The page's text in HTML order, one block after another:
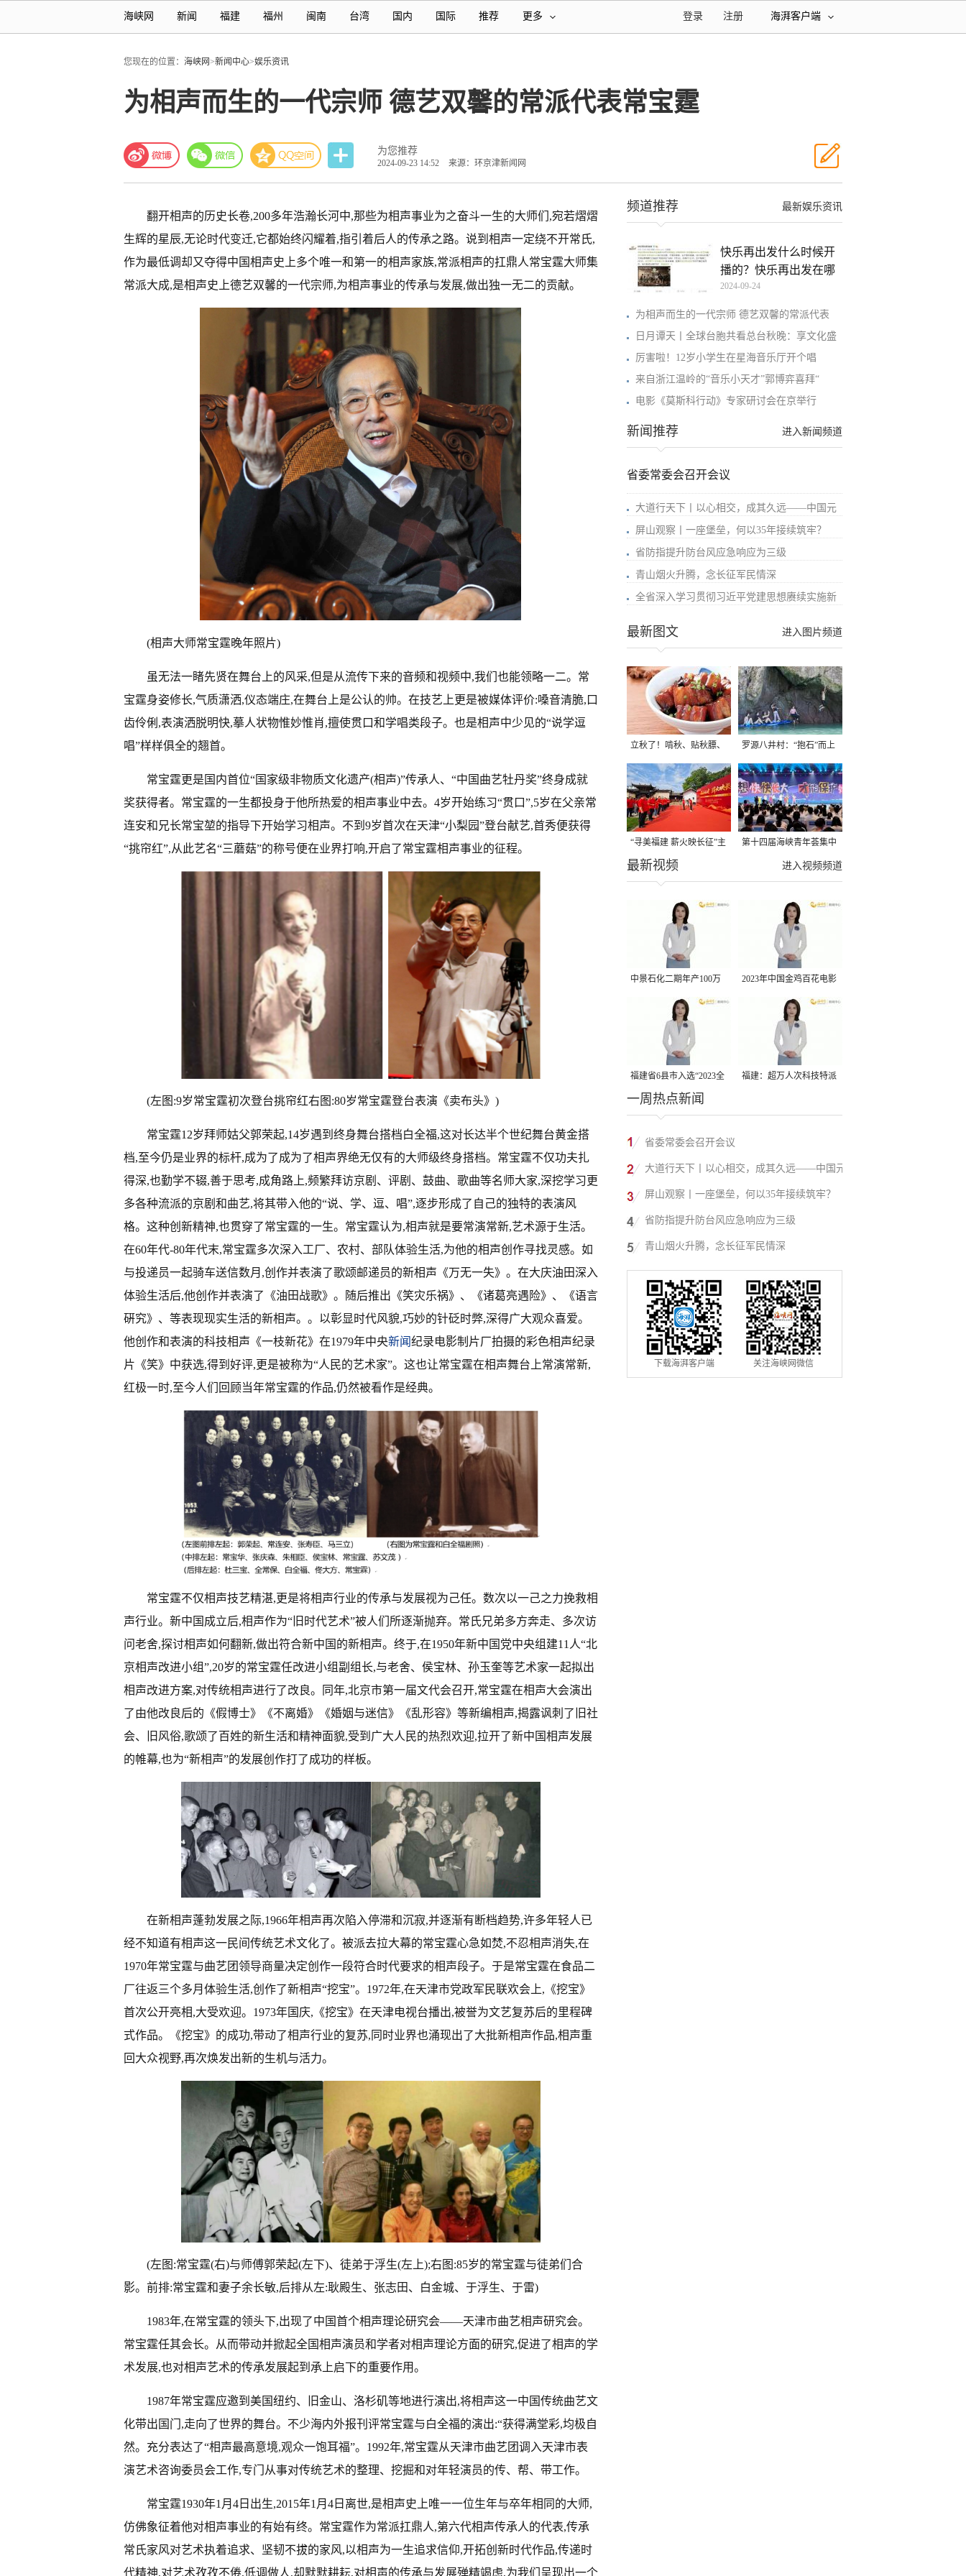
海峡网 新闻 福建 福州 闽南 台湾 国内 国际 推荐 更多 海湃客户端
注册
登录
您现在的位置： 海峡网>新闻中心>娱乐资讯
为相声而生的一代宗师 德艺双馨的常派代表常宝霆
为您推荐
2024-09-23 14:52 来源：环京津新闻网
翻开相声的历史长卷,200多年浩瀚长河中,那些为相声事业为之奋斗一生的大师们,宛若熠熠
生辉的星辰,无论时代变迁,它都始终闪耀着,指引着后人的传承之路。说到相声一定绕不开常氏,
作为最低调却又夺得中国相声史上多个唯一和第一的相声家族,常派相声的扛鼎人常宝霆大师集
常派大成,是相声史上德艺双馨的一代宗师,为相声事业的传承与发展,做出独一无二的贡献。
(相声大师常宝霆晚年照片)
虽无法一睹先贤在舞台上的风采,但是从流传下来的音频和视频中,我们也能领略一二。常
宝霆身姿修长,气质潇洒,仪态端庄,在舞台上是公认的帅。在技艺上更是被媒体评价:嗓音清脆,口
齿伶俐,表演洒脱明快,摹人状物惟妙惟肖,擅使贯口和学唱类段子。也是相声中少见的“说学逗
唱”样样俱全的翘首。
常宝霆更是国内首位“国家级非物质文化遗产(相声)”传承人、“中国曲艺牡丹奖”终身成就
奖获得者。常宝霆的一生都投身于他所热爱的相声事业中去。4岁开始练习“贯口”,5岁在父亲常
连安和兄长常宝堃的指导下开始学习相声。不到9岁首次在天津“小梨园”登台献艺,首秀便获得
“挑帘红”,从此艺名“三蘑菇”的称号便在业界打响,开启了常宝霆相声事业的征程。
(左图:9岁常宝霆初次登台挑帘红右图:80岁常宝霆登台表演《卖布头》)
常宝霆12岁拜师姑父郭荣起,14岁遇到终身舞台搭档白全福,这对长达半个世纪舞台黄金搭
档,至今仍是业界的标杆,成为了成为了相声界绝无仅有的大师级终身搭档。常宝霆不仅功夫扎
得深,也勤学不辍,善于思考,成角路上,频繁拜访京剧、评剧、鼓曲、歌曲等名师大家,深挖学习更
多各种流派的京剧和曲艺,将其带入他的“说、学、逗、唱”,逐步形成了自己的独特的表演风
格。这种创新精神,也贯穿了常宝霆的一生。常宝霆认为,相声就是要常演常新,艺术源于生活。
在60年代-80年代末,常宝霆多次深入工厂、农村、部队体验生活,为他的相声创作寻找灵感。如
与投递员一起骑车送信数月,创作并表演了歌颂邮递员的新相声《万无一失》。在大庆油田深入
体验生活后,他创作并表演了《油田战歌》。随后推出《笑灾乐祸》、《诸葛亮遇险》、《语言
硏究》、等表现现实生活的新相声。。以彰显时代风貌,巧妙的针砭时弊,深得广大观众喜爱。
他创作和表演的科技相声《一枝新花》在1979年中央新闻纪录电影制片厂拍摄的彩色相声纪录
片《笑》中获选,得到好评,更是被称为“人民的艺术家”。这也让常宝霆在相声舞台上常演常新,
红极一时,至今人们回顾当年常宝霆的作品,仍然被看作是经典。
常宝霆不仅相声技艺精湛,更是将相声行业的传承与发展视为己任。数次以一己之力挽救相
声行业。新中国成立后,相声作为“旧时代艺术”被人们所逐渐抛弃。常氏兄弟多方奔走、多次访
问老舍,探讨相声如何翻新,做出符合新中国的新相声。终于,在1950年新中国党中央组建11人“北
京相声改进小组”,20岁的常宝霆任改进小组副组长,与老舍、侯宝林、孙玉奎等艺术家一起拟出
相声改进方案,对传统相声进行了改良。同年,北京市第一届文代会召开,常宝霆在相声大会演出
了由他改良后的《假博士》《不离婚》《婚姻与迷信》《乱形容》等新编相声,揭露讽刺了旧社
会、旧风俗,歌颂了百姓的新生活和精神面貌,受到广大人民的热烈欢迎,拉开了新中国相声发展
的帷幕,也为“新相声”的发展创作打了成功的样板。
在新相声蓬勃发展之际,1966年相声再次陷入停滞和沉寂,并逐渐有断档趋势,许多年轻人已
经不知道有相声这一民间传统艺术文化了。被派去拉大幕的常宝霆心急如焚,不忍相声消失,在
1970年常宝霆与曲艺团领导商量决定创作一段符合时代要求的相声段子。于是常宝霆在食品二
厂往返三个多月体验生活,创作了新相声“挖宝”。1972年,在天津市党政军民联欢会上,《挖宝》
首次公开亮相,大受欢迎。1973年国庆,《挖宝》在天津电视台播出,被誉为文艺复苏后的里程碑
式作品。《挖宝》的成功,带动了相声行业的复苏,同时业界也涌现出了大批新相声作品,相声重
回大众视野,再次焕发出新的生机与活力。
(左图:常宝霆(右)与师傅郭荣起(左下)、徒弟于浮生(左上);右图:85岁的常宝霆与徒弟们合
影。前排:常宝霆和妻子余长敏,后排从左:耿殿生、张志田、白金城、于浮生、于雷)
1983年,在常宝霆的领头下,出现了中国首个相声理论研究会——天津市曲艺相声研究会。
常宝霆任其会长。从而带动并掀起全国相声演员和学者对相声理论方面的研究,促进了相声的学
术发展,也对相声艺术的传承发展起到承上启下的重要作用。
1987年常宝霆应邀到美国纽约、旧金山、洛杉矶等地进行演出,将相声这一中国传统曲艺文
化带出国门,走向了世界的舞台。不少海内外报刊评常宝霆与白全福的演出:“获得满堂彩,均极自
然。充分表达了“相声最高意境,观众一饱耳福”。1992年,常宝霆从天津市曲艺团调入天津市表
演艺术咨询委员会工作,专门从事对传统艺术的整理、挖掘和对年轻演员的传、帮、带工作。
常宝霆1930年1月4日出生,2015年1月4日离世,是相声史上唯一一位生年与卒年相同的大师,
仿佛象征着他对相声事业的有始有终。常宝霆作为常派扛鼎人,第六代相声传承人的代表,传承
常氏家风对艺术执着追求、坚韧不拔的家风,以相声为一生追求信仰,开拓创新时代作品,传递时
代精神,对艺术孜孜不倦,低调做人,却默默耕耘,对相声的传承与发展殚精竭虑,为我们呈现出一个
最新娱乐资讯
频道推荐
快乐再出发什么时候开
播的？快乐再出发在哪
个
2024-09-24
为相声而生的一代宗师 德艺双馨的常派代表
日月谭天丨全球台胞共看总台秋晚：享文化盛
厉害啦！12岁小学生在星海音乐厅开个唱
来自浙江温岭的“音乐小天才”郭博弈喜拜“
电影《莫斯科行动》专家研讨会在京举行
进入新闻频道
新闻推荐
省委常委会召开会议
大道行天下丨以心相交，成其久远——中国元
屏山观察丨一座堡垒，何以35年接续筑牢？
省防指提升防台风应急响应为三级
青山烟火升腾，念长征军民情深
全省深入学习贯彻习近平党建思想赓续实施新
进入图片频道
最新图文
立秋了！啃秋、贴秋膘、
晒秋，福建人这样过才够
味→
罗源八井村：“抱石”而上
“寻美福建 薪火映长征”主
题活动在龙岩长汀启动
第十四届海峡青年荟集中
阶段活动在福州举行
进入视频频道
最新视频
中景石化二期年产100万
吨丙烷脱氢项目建成中交
2023年中国金鸡百花电影
节有福电影巡展31日启动
福建省6县市入选“2023全
国县域发展潜力百强县”
福建：超万人次科技特派
一周热点新闻
省委常委会召开会议
大道行天下丨以心相交，成其久远——中国元
首外交的世界情怀与大国气派
屏山观察丨一座堡垒，何以35年接续筑牢？
省防指提升防台风应急响应为三级
青山烟火升腾，念长征军民情深
下载海湃客户端 关注海峡网微信